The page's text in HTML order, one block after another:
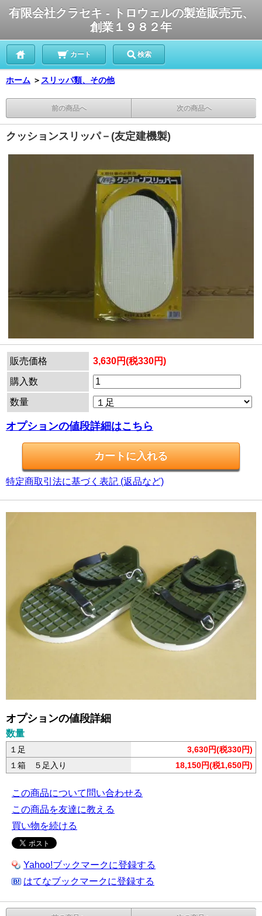
有限会社クラセキ - トロウェルの製造販売元、
創業１９８２年
カート 検索
ホーム ＞ スリッパ類、その他
前の商品へ 次の商品へ
クッションスリッパ－(友定建機製)
販売価格 3,630円(税330円)
購入数
数量
オプションの値段詳細はこちら
特定商取引法に基づく表記 (返品など)
オプションの値段詳細
数量
１足
3,630円(税330円)
１箱 ５足入り
18,150円(税1,650円)
この商品について問い合わせる
この商品を友達に教える
買い物を続ける
Yahoo!ブックマークに登録する
はてなブックマークに登録する